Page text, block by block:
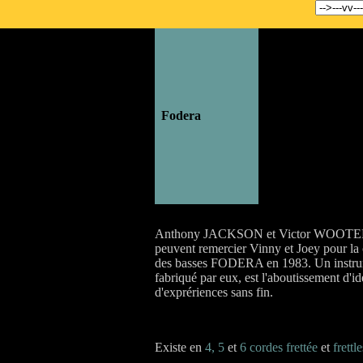
Fodera
Anthony JACKSON et Victor
peuvent remercier Vinny et Joey pour la
des basses FODERA en 1983. Un
fabriqué par eux, est l'aboutissement
d'exprériences sans fin.
Existe en 4, 5 et 6 cordes frettée et